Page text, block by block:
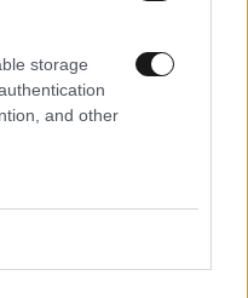
storage
and other